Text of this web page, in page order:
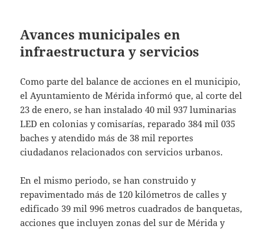
Avances municipales en
infraestructura y servicios
Como parte del balance de acciones en el municipio,
el Ayuntamiento de Mérida informó que, al corte del
23 de enero, se han instalado 40 mil 937 luminarias
LED en colonias y comisarías, reparado 384 mil 035
baches y atendido más de 38 mil reportes
ciudadanos relacionados con servicios urbanos.
En el mismo periodo, se han construido y
repavimentado más de 120 kilómetros de calles y
edificado 39 mil 996 metros cuadrados de banquetas,
acciones que incluyen zonas del sur de Mérida y